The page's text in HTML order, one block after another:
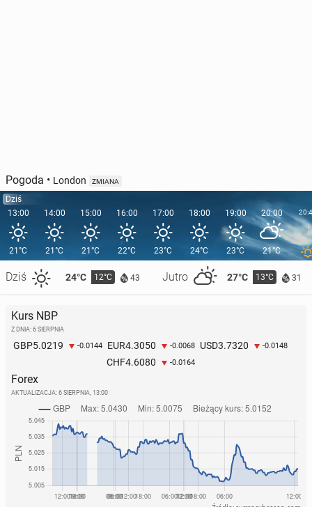
Pogoda • London ZMIANA
Dziś
13:00
21°C
Dziś 24°C 12°C 43 Jutro 27°C 13°C 31
14:00
21°C
15:00
21°C
16:00
22°C
17:00
23°C
18:00
24°C
19:00
23°C
20:00
21°C
Kurs NBP
Z DNIA: 6 SIERPNIA
GBP5.0219 -0.0144 EUR4.3050 -0.0068 USD3.7320 -0.0148
CHF4.6080 -0.0164
Forex
AKTUALIZACJA: 6 SIERPNIA, 13:00